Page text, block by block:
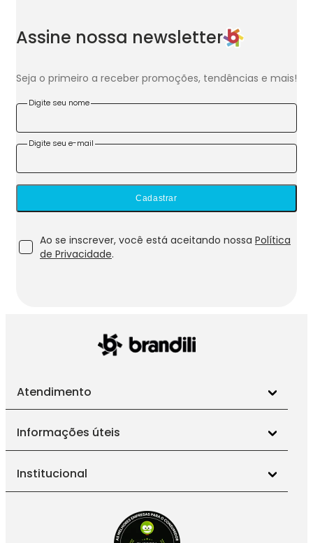
Assine nossa newsletter
Seja o primeiro a receber promoções, tendências e mais!
Digite seu nome
Digite seu e-mail
Cadastrar
Ao se inscrever, você está aceitando nossa Política
de Privacidade.
Atendimento
Informações úteis
Institucional